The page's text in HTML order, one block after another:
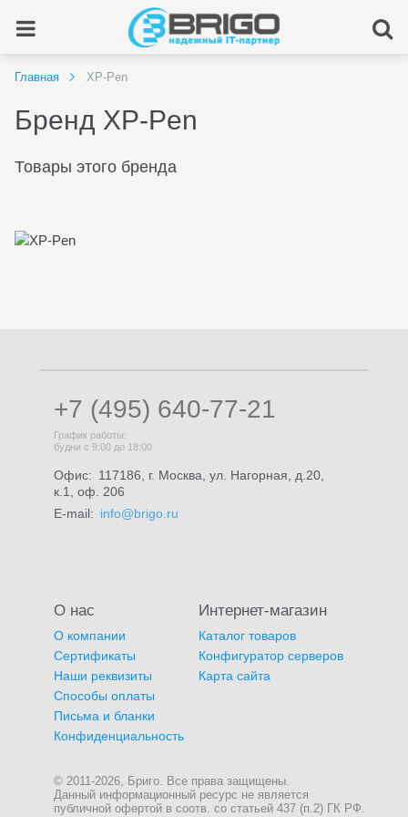
Главная XP-Pen
Бренд XP-Pen
Товары этого бренда
+7 (495) 640-77-21
График работы:
будни с 9:00 до 18:00
Офис: 117186, г. Москва, ул. Нагорная, д.20,
к.1, оф. 206
E-mail: info@brigo.ru
О нас
О компании
Сертификаты
Наши реквизиты
Способы оплаты
Письма и бланки
Конфиденциальность
Интернет-магазин
Каталог товаров
Конфигуратор серверов
Карта сайта
© 2011-2026, Бриго. Все права защищены.
Данный информационный ресурс не является
публичной офертой в соотв. со статьей 437 (п.2) ГК РФ.